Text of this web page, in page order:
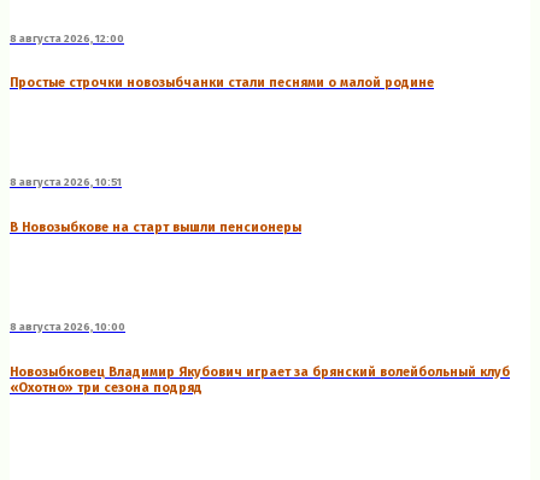
8 августа 2026, 12:00
Простые строчки новозыбчанки стали песнями о малой родине
8 августа 2026, 10:51
В Новозыбкове на старт вышли пенсионеры
8 августа 2026, 10:00
Новозыбковец Владимир Якубович играет за брянский волейбольный клуб
«Охотно» три сезона подряд